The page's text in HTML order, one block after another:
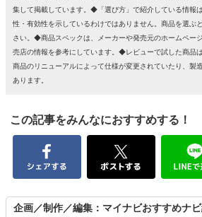
集して掲載しています。◆「選び方」で紹介している情報
性・有効性を示しているわけではありません。商品を選ぶ
さい。◆商品スペックは、メーカーや発売元のホームペー
売店の情報を参考にしています。◆レビューで試した商品
商品のリニューアルによって仕様が変更されていたり、製
あります。
この記事をみんなにおすすめする！
企画／制作／編集：マイナビおすすめナ